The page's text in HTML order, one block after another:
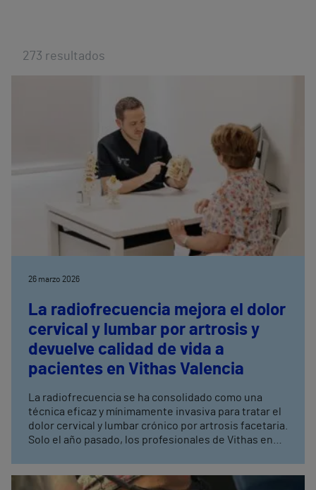
273 resultados
26 marzo 2026
La radiofrecuencia mejora el dolor
cervical y lumbar por artrosis y
devuelve calidad de vida a
pacientes en Vithas Valencia
La radiofrecuencia se ha consolidado como una
técnica eficaz y mínimamente invasiva para tratar el
dolor cervical y lumbar crónico por artrosis facetaria.
Solo el año pasado, los profesionales de Vithas en
nervios responsables del dolor y permite mejorar de